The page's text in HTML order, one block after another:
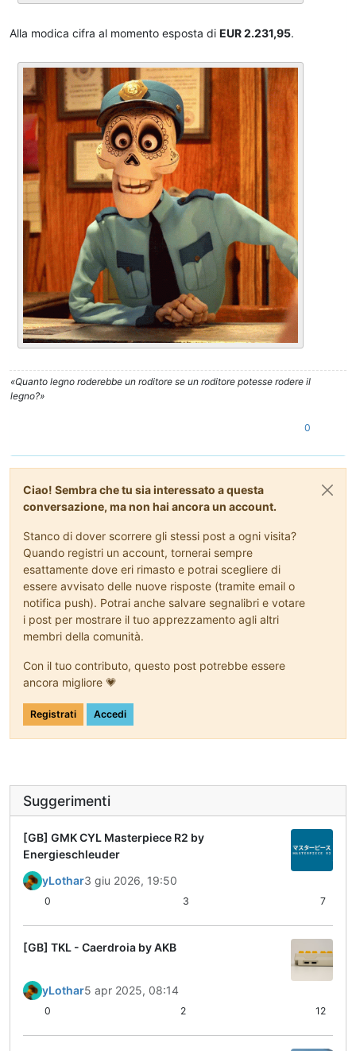
Alla modica cifra al momento esposta di EUR 2.231,95.
«Quanto legno roderebbe un roditore se un roditore potesse rodere il
legno?»
0
Ciao! Sembra che tu sia interessato a questa
conversazione, ma non hai ancora un account.
Stanco di dover scorrere gli stessi post a ogni visita?
Quando registri un account, tornerai sempre
esattamente dove eri rimasto e potrai scegliere di
essere avvisato delle nuove risposte (tramite email o
notifica push). Potrai anche salvare segnalibri e votare
i post per mostrare il tuo apprezzamento agli altri
membri della comunità.
Con il tuo contributo, questo post potrebbe essere
ancora migliore 💗
Registrati Accedi
Suggerimenti
[GB] GMK CYL Masterpiece R2 by
Energieschleuder
yLothar3 giu 2026, 19:50
0 3 7
[GB] TKL - Caerdroia by AKB
yLothar5 apr 2025, 08:14
0 2 12